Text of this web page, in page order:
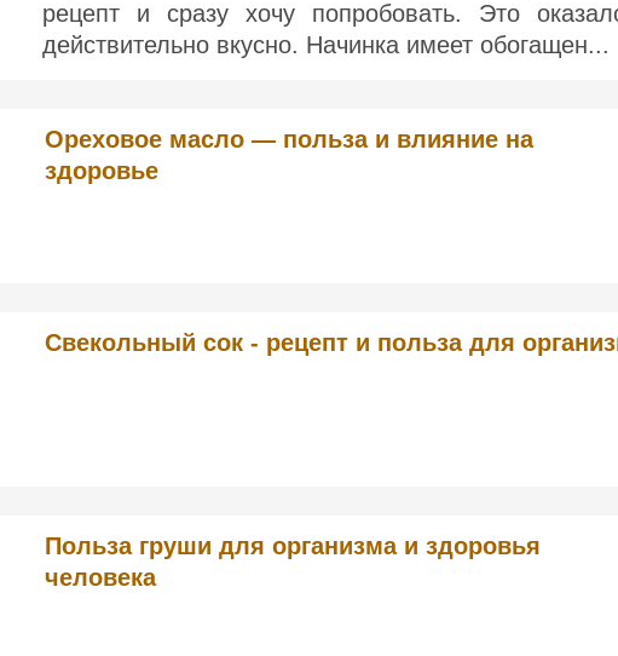
рецепт и сразу хочу попробовать. Это
действительно вкусно. Начинка имеет обогащен...
Ореховое масло — польза и влияние на
здоровье
Свекольный сок - рецепт и польза для
Польза груши для организма и здоровья
человека